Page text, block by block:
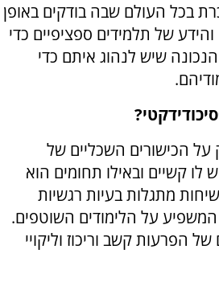
בכל העולם שבה בודקים באופן
של תלמידים ספציפיים כדי
שיש לנהוג איתם כדי
?
על הכישורים השכליים של
לו קשיים ובאילו תחומים הוא
מתגלות בעיות רגשיות
על הלימודים השוטפים.
הפרעות קשב וריכוז וליקויי